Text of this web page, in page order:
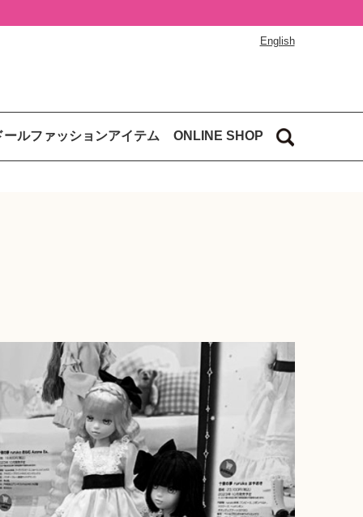
English
ールファッションアイテム ONLINE SHOP